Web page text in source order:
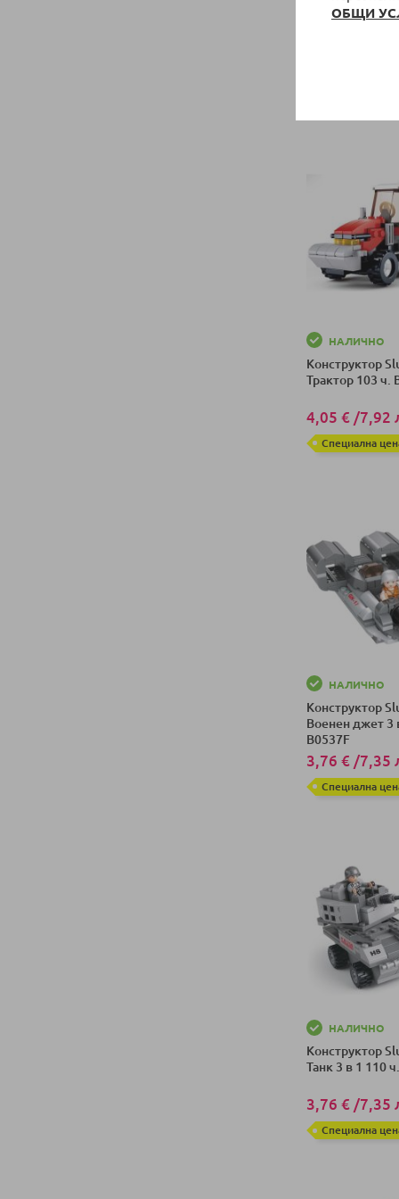
ОБЩИ
Конструктор
НАЛИЧНО
Конструктор
Трактор 103 ч.
4,05 € /7,92
Специална
НАЛИЧНО
Конструктор
Военен джет 3
B0537F
3,76 € /7,35
Специална
НАЛИЧНО
Конструктор
Танк 3 в 1 110
3,76 € /7,35
Специална